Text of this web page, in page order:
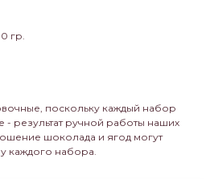
гр.
поскольку каждый набор
- результат ручной работы наших
шоколада и ягод могут
у каждого набора.